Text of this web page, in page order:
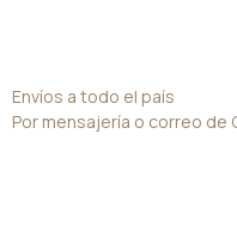
Envíos a todo el país
Por mensajería o correo de